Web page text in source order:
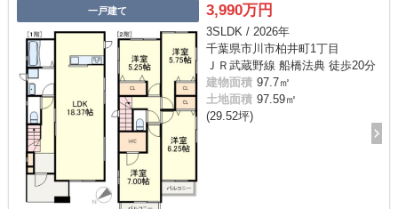
一戸建て 3,990万円
3SLDK / 2026年
千葉県市川市柏井町1丁目
ＪＲ武蔵野線 船橋法典 徒歩20分
建物面積 97.7㎡
土地面積 97.59㎡
(29.52坪)